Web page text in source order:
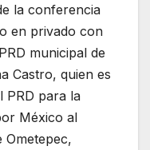
la conferencia
en privado con
municipal de
Castro, quien es
PRD para la
México al
Ometepec,